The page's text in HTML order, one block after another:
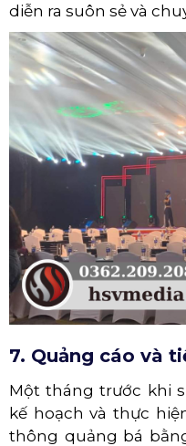
diễn ra suôn sẻ và
7. Quảng cáo và
Một tháng trước khi
kế hoạch và thực
thông quảng bá